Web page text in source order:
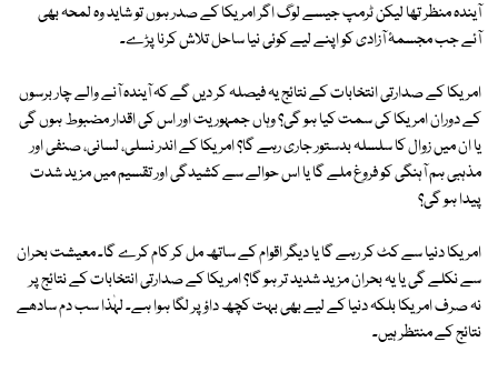
آیندہ منظر تھا لیکن ٹرمپ جیسے لوگ اگر امریکا کے صدر ہوں تو شاید وہ لمحہ بھی
آئے جب مجسمۂ آزادی کو اپنے لیے کوئی نیا ساحل تلاش کرنا پڑے۔
امریکا کے صدارتی انتخابات کے نتائج یہ فیصلہ کر دیں گے کہ آیندہ آنے والے چار برسوں
کے دوران امریکا کی سمت کیا ہو گی؟ وہاں جمہوریت اور اس کی اقدار مضبوط ہوں گی
یا ان میں زوال کا سلسلہ بدستور جاری رہے گا؟ امریکا کے اندر نسلی، لسانی، صنفی اور
مذہبی ہم آہنگی کو فروغ ملے گا یا اس حوالے سے کشیدگی اور تقسیم میں مزید شدت
پیدا ہو گی؟
امریکا دنیا سے کٹ کر رہے گا یا دیگر اقوام کے ساتھ مل کر کام کرے گا۔ معیشت بحران
سے نکلے گی یا یہ بحران مزید شدید تر ہو گا؟ امریکا کے صدارتی انتخابات کے نتائج پر
نہ صرف امریکا بلکہ دنیا کے لیے بھی بہت کچھ داؤ پر لگا ہوا ہے۔ لہٰذا سب دم سادھے
نتائج کے منتظر ہیں۔